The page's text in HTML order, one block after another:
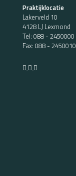
Praktijklocatie
Lakerveld 10
4128 LJ Lexmond
Tel: 088 - 2450000
Fax: 088 - 2450010